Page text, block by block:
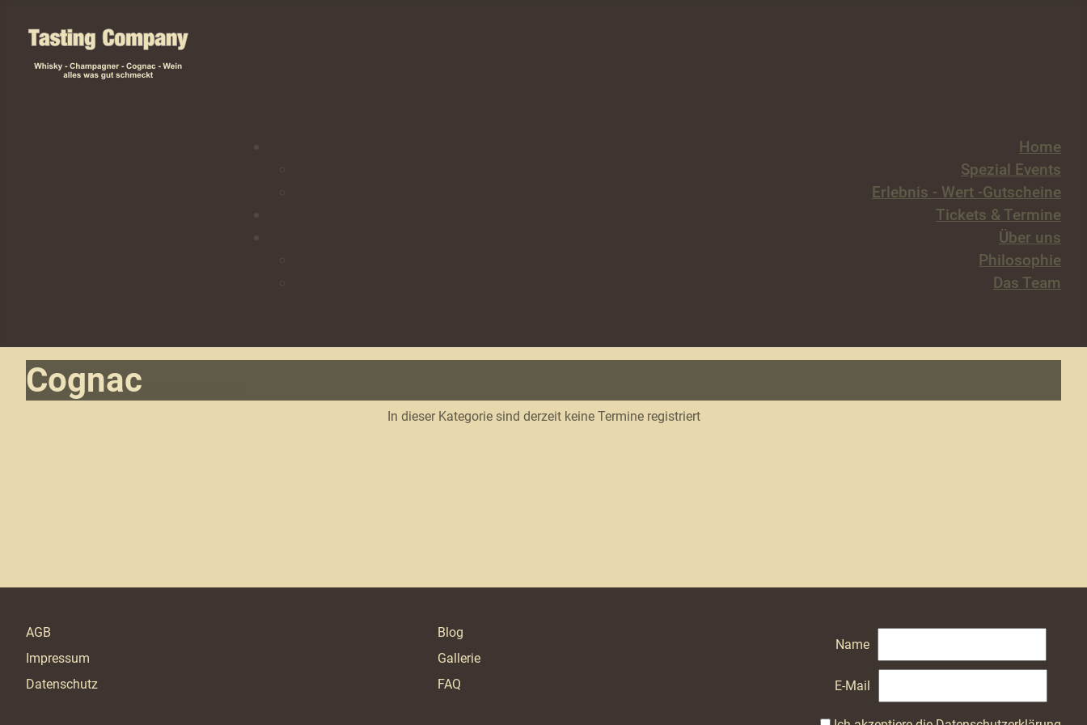
Home
Spezial Events
Erlebnis - Wert -Gutscheine
Tickets & Termine
Über uns
Philosophie
Das Team
Cognac
In dieser Kategorie sind derzeit keine Termine registriert
AGB
Impressum
Datenschutz
Blog
Gallerie
FAQ
Name
E-Mail